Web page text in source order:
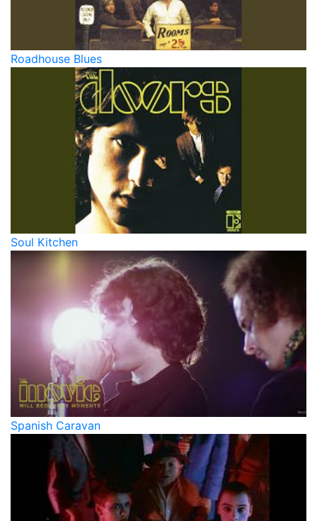
Roadhouse Blues
Soul Kitchen
Spanish Caravan